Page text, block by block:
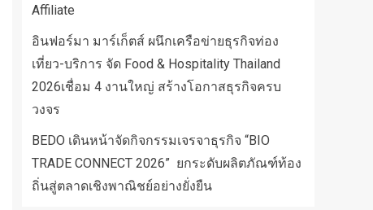
Affiliate
อินฟอร์มา มาร์เก็ตส์ ผนึกเครือข่ายธุรกิจท่อง
เที่ยว-บริการ จัด Food & Hospitality Thailand
2026เชื่อม 4 งานใหญ่ สร้างโอกาสธุรกิจครบ
วงจร
BEDO เดินหน้าจัดกิจกรรมเจรจาธุรกิจ “BIO
TRADE CONNECT 2026” ยกระดับผลิตภัณฑ์ท้อง
ถิ่นสู่ตลาดเชิงพาณิชย์อย่างยั่งยืน